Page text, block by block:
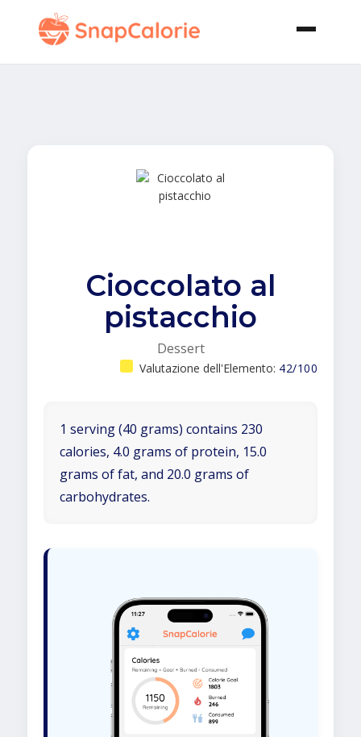
Cioccolato al
pistacchio
Dessert
Valutazione dell'Elemento: 42/100
1 serving (40 grams) contains 230
calories, 4.0 grams of protein, 15.0
grams of fat, and 20.0 grams of
carbohydrates.